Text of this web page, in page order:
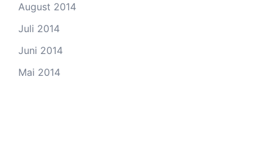
August 2014
Juli 2014
Juni 2014
Mai 2014